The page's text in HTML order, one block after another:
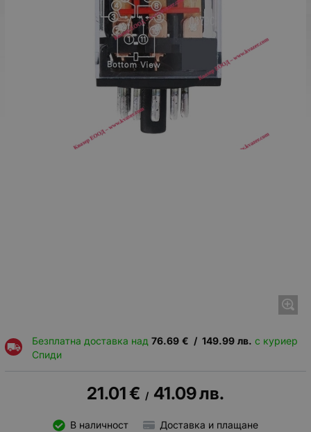
Безплатна доставка над 76.69 € / 149.99 лв. с куриер
Спиди
21.01€ / 41.09лв.
В наличност Доставка и плащане